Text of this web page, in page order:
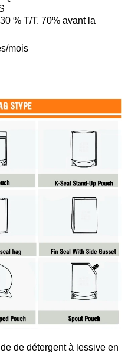
% T/T. 70% avant la
mois
de détergent à lessive en